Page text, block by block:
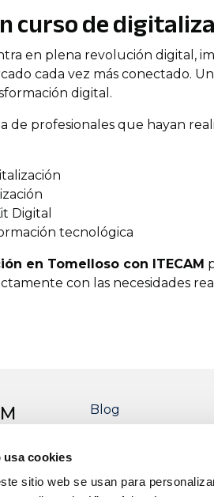
usa cookies
sitio web se usan para
curso de
en plena revolución digital,
cada vez más conectado. Un
digital.
de profesionales que hayan
Digital
tecnológica
en Tomelloso con ITECAM
con las necesidades
en
sin coste para el
adaptarse a nuevas
gratis es una oportunidad para
Blog